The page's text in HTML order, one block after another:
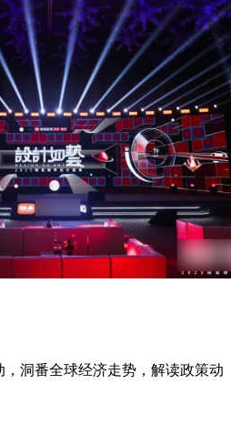
洞番全球经济走势，解读政策动